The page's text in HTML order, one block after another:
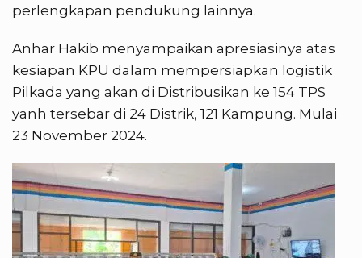
perlengkapan pendukung lainnya.
Anhar Hakib menyampaikan apresiasinya atas
kesiapan KPU dalam mempersiapkan logistik
Pilkada yang akan di Distribusikan ke 154 TPS
yanh tersebar di 24 Distrik, 121 Kampung. Mulai
23 November 2024.